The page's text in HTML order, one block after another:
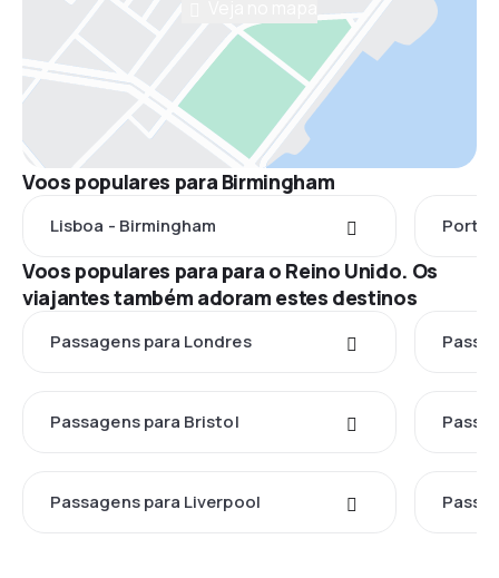
Voos populares para Birmingham
Lisboa - Birmingham Porto
Voos populares para para o Reino Unido. Os
viajantes também adoram estes destinos
Passagens para Londres
Passagens para Bristol
Passagens para Liverpool